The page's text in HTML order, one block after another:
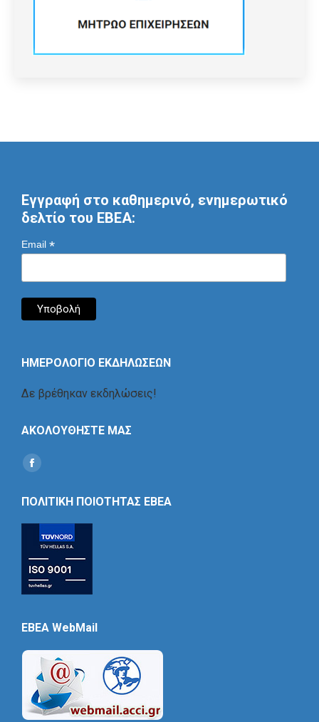
Εγγραφή στο καθημερινό, ενημερωτικό
δελτίο του ΕΒΕΑ:
Email *
ΗΜΕΡΟΛΟΓΙΟ ΕΚΔΗΛΩΣΕΩΝ
Δε βρέθηκαν εκδηλώσεις!
ΑΚΟΛΟΥΘΗΣΤΕ ΜΑΣ
Find us on:
Social
ΠΟΛΙΤΙΚΗ ΠΟΙΟΤΗΤΑΣ ΕΒΕΑ
EBEA WebMail